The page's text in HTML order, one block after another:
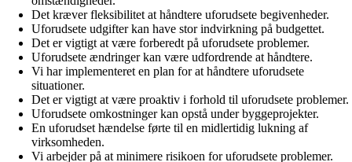
Det kræver fleksibilitet at håndtere uforudsete begivenheder.
Uforudsete udgifter kan have stor indvirkning på budgettet.
Det er vigtigt at være forberedt på uforudsete problemer.
Uforudsete ændringer kan være udfordrende at håndtere.
Vi har implementeret en plan for at håndtere uforudsete
situationer.
Det er vigtigt at være proaktiv i forhold til uforudsete problemer.
Uforudsete omkostninger kan opstå under byggeprojekter.
En uforudset hændelse førte til en midlertidig lukning af
virksomheden.
Vi arbejder på at minimere risikoen for uforudsete problemer.